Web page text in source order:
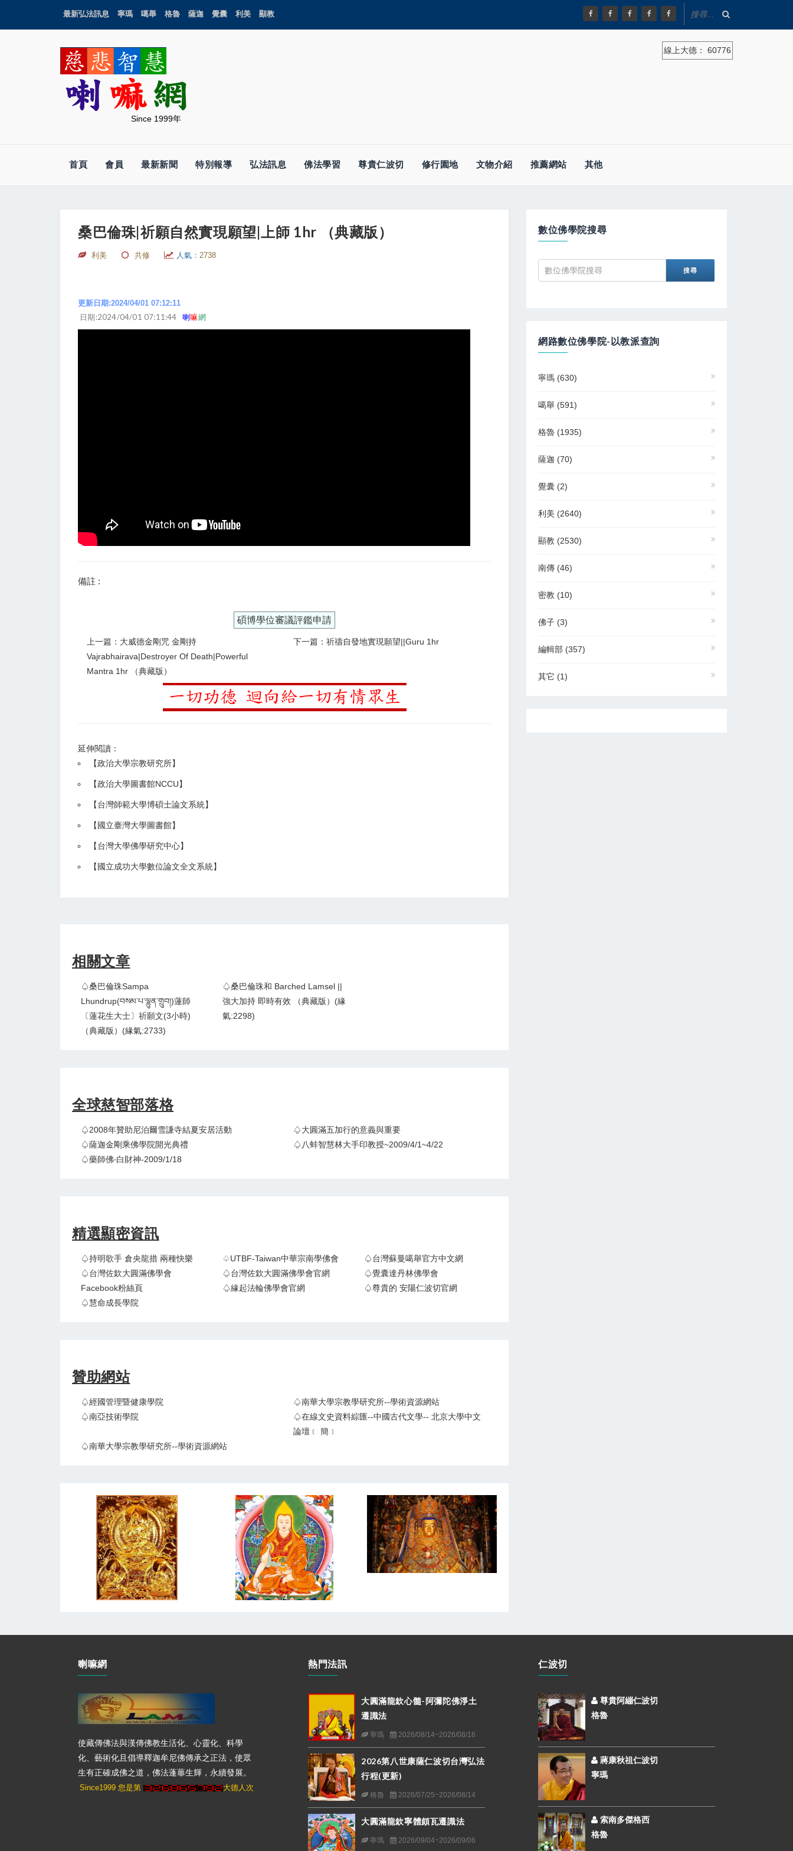
最新弘法訊息 寧瑪 噶舉 格魯 薩迦 覺囊 利美 顯教
Since 1999年
線上大德： 60776
首頁 會員 最新新聞 特別報導 弘法訊息 佛法學習 尊貴仁波切 修行園地 文物介紹 推薦網站 其他
桑巴倫珠|祈願自然實現願望|上師 1hr （典藏版）
利美 共修 人氣： 2738
更新日期:2024/04/01 07:12:11
日期:2024/04/01 07:11:44喇嘛網
備註 :
碩博學位審議評鑑申請
上一篇：大威德金剛咒 金剛持
Vajrabhairava|Destroyer Of Death|Powerful
Mantra 1hr （典藏版）
下一篇：祈禱自發地實現願望||Guru 1hr
延伸閱讀：
【政治大學宗教研究所】
【政治大學圖書館NCCU】
【台灣師範大學博碩士論文系統】
【 國立臺灣大學圖書館】
【台灣大學佛學研究中心】
【 國立成功大學數位論文全文系統】
相關文章
♤桑巴倫珠Sampa
Lhundrup(བསམ་པ་ལྷུན་གྲུབ།)蓮師
〔蓮花生大士〕祈願文(3小時)
（典藏版）(緣氣:2733)
♤桑巴倫珠和 Barched Lamsel ||
強大加持 即時有效 （典藏版）(緣
氣:2298)
全球慈智部落格
♤2008年贊助尼泊爾雪謙寺結夏安居活動
♤大圓滿五加行的意義與重要
♤薩迦金剛乘佛學院開光典禮
♤八蚌智慧林大手印教授~2009/4/1~4/22
♤藥師佛‧白財神-2009/1/18
精選顯密資訊
♤持明歌手 倉央龍措 兩種快樂 ♤UTBF-Taiwan中華宗南學佛會
♤台灣蘇曼噶舉官方中文網
♤台灣佐欽大圓滿佛學會
Facebook粉絲頁
♤台灣佐欽大圓滿佛學會官網
♤覺囊達丹林佛學會
♤緣起法輪佛學會官網
♤尊貴的 安陽仁波切官網
♤慧命成長學院
贊助網站
♤經國管理暨健康學院
♤南華大學宗教學研究所--學術資源網站
♤南亞技術學院
♤在線文史資料綜匯--中國古代文學-- 北京大學中文
論壇﹝ 簡﹞
♤南華大學宗教學研究所--學術資源網站
數位佛學院搜尋
網路數位佛學院-以教派查詢
寧瑪 (630)
噶舉 (591)
格魯 (1935)
薩迦 (70)
覺囊 (2)
利美 (2640)
顯教 (2530)
南傳 (46)
密教 (10)
佛子 (3)
編輯部 (357)
其它 (1)
喇嘛網
使藏傳佛法與漢傳佛教生活化、心靈化、科學
化、藝術化且倡導釋迦牟尼佛傳承之正法，使眾
生有正確成佛之道，佛法蓬蓽生輝，永續發展。
Since1999 您是第 大德人次
熱門法訊
大圓滿龍欽心髓-阿彌陀佛淨土
遷識法
寧瑪 2026/08/14~2026/08/16
2026第八世康薩仁波切台灣弘法
行程(更新)
格魯 2026/07/25~2026/08/14
大圓滿龍欽寧體頗瓦遷識法
寧瑪 2026/09/04~2026/09/06
仁波切
尊貴阿繃仁波切
格魯
蔣康秋祖仁波切
寧瑪
索南多傑格西
格魯